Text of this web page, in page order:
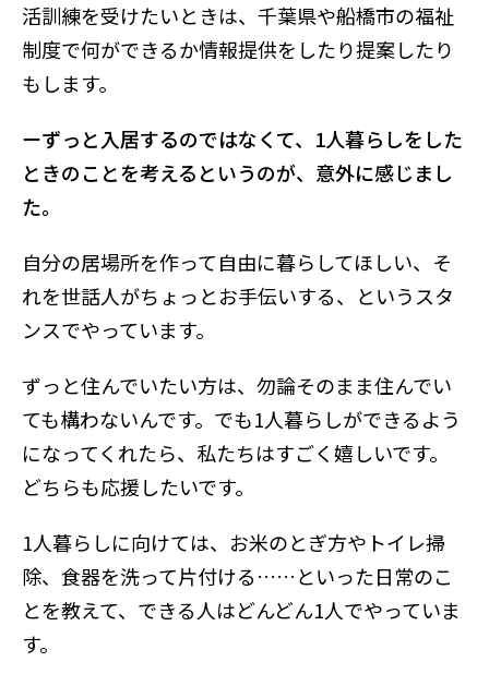
活訓練を受けたいときは、千葉県や船橋市の福祉
制度で何ができるか情報提供をしたり提案したり
もします。
ーずっと入居するのではなくて、1人暮らしをした
ときのことを考えるというのが、意外に感じまし
た。
自分の居場所を作って自由に暮らしてほしい、そ
れを世話人がちょっとお手伝いする、というスタ
ンスでやっています。
ずっと住んでいたい方は、勿論そのまま住んでい
ても構わないんです。でも1人暮らしができるよう
になってくれたら、私たちはすごく嬉しいです。
どちらも応援したいです。
1人暮らしに向けては、お米のとぎ方やトイレ掃
除、食器を洗って片付ける……といった日常のこ
とを教えて、できる人はどんどん1人でやっていま
す。